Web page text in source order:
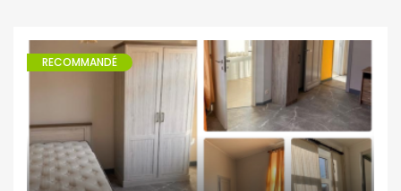
RECOMMANDÉ